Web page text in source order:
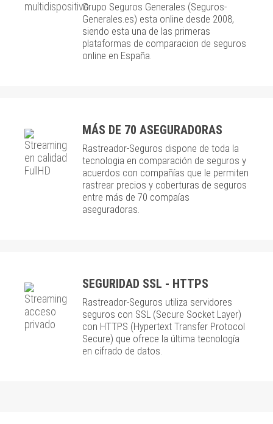
Grupo Seguros Generales (Seguros-
Generales.es) esta online desde 2008,
siendo esta una de las primeras
plataformas de comparacion de seguros
online en España.
MÁS DE 70 ASEGURADORAS
Rastreador-Seguros dispone de toda la
tecnologia en comparación de seguros y
acuerdos con compañías que le permiten
rastrear precios y coberturas de seguros
entre más de 70 compaías
aseguradoras.
SEGURIDAD SSL - HTTPS
Rastreador-Seguros utiliza servidores
seguros con SSL (Secure Socket Layer)
con HTTPS (Hypertext Transfer Protocol
Secure) que ofrece la última tecnología
en cifrado de datos.